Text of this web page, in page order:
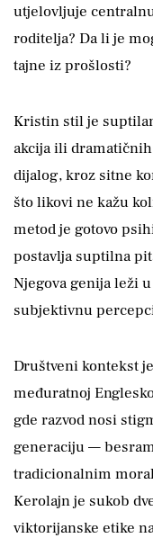
utjelovljuje
roditelja? Da li je
tajne iz prošlosti?
Kristin stil je
akcija ili
dijalog, kroz sitne
što likovi ne kažu
metod je gotovo
postavlja suptilna
Njegova genija leži
subjektivnu
Društveni kontekst
međuratnoj
gde razvod nosi
generaciju —
tradicionalnim
Kerolajn je sukob
viktorijanske etike